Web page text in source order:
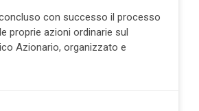
concluso con successo il processo
proprie azioni ordinarie sul
Azionario, organizzato e